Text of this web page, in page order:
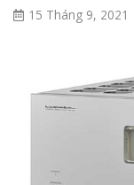
15 Tháng 9, 2021